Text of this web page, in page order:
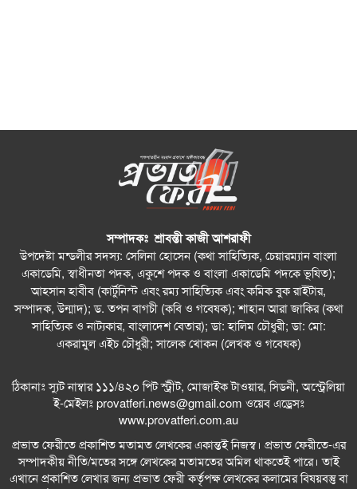
সম্পাদকঃ শ্রাবন্তী কাজী আশরাফী
উপদেষ্টা মন্ডলীর সদস্য: সেলিনা হোসেন (কথা সাহিত্যিক, চেয়ারম্যান বাংলা
একাডেমি, স্বাধীনতা পদক, একুশে পদক ও বাংলা একাডেমি পদকে ভূষিত);
আহসান হাবীব (কার্টুনিস্ট এবং রম্য সাহিত্যিক এবং কমিক বুক রাইটার,
সম্পাদক, উন্মাদ); ড. তপন বাগচী (কবি ও গবেষক); শাহান আরা জাকির (কথা
সাহিত্যিক ও নাট্যকার, বাংলাদেশ বেতার); ডা: হালিম চৌধুরী; ডা: মো:
একরামুল এইচ চৌধুরী; সালেক খোকন (লেখক ও গবেষক)
ঠিকানাঃ স্যুট নাম্বার ১১১/৪২০ পিট স্ট্রীট, মোজাইক টাওয়ার, সিডনী, অস্ট্রেলিয়া
ই-মেইলঃprovatferi.news@gmail.com ওয়েব এড্রেসঃ
www.provatferi.com.au
প্রভাত ফেরীতে প্রকাশিত মতামত লেখকের একান্তই নিজস্ব। প্রভাত ফেরীতে-এর
সম্পাদকীয় নীতি/মতের সঙ্গে লেখকের মতামতের অমিল থাকতেই পারে। তাই
এখানে প্রকাশিত লেখার জন্য প্রভাত ফেরী কর্তৃপক্ষ লেখকের কলামের বিষয়বস্তু বা